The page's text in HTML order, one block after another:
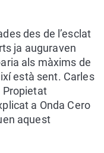
des de l’esclat
ja auguraven
als màxims de
està sent. Carles
Propietat
a Onda Cero
aquest